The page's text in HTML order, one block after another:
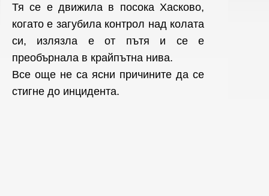
Тя се е движила в посока Хасково,
когато е загубила контрол над колата
си, излязла е от пътя и се е
преобърнала в крайпътна нива.
Все още не са ясни причините да се
стигне до инцидента.